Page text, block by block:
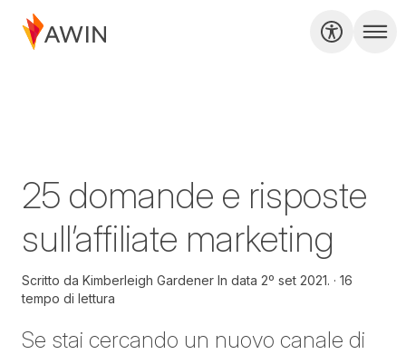
25 domande e risposte
sull’affiliate marketing
Scritto da Kimberleigh Gardener In data 2º set 2021.
16
tempo di lettura
Se stai cercando un nuovo canale di